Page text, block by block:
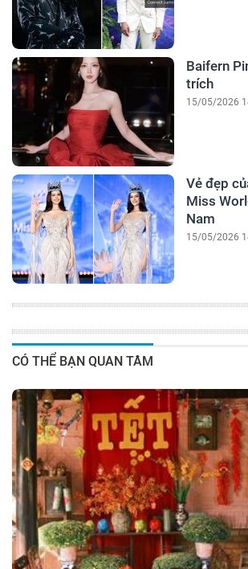
Baifern
trích
15/05/2026
Vẻ đẹp
Miss
Nam
15/05/2026
CÓ THỂ BẠN QUAN TÂM